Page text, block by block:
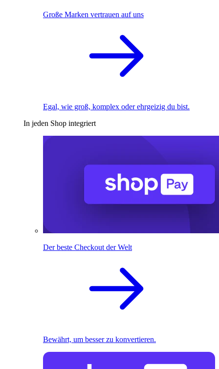
Große Marken vertrauen auf uns
Egal, wie groß, komplex oder ehrgeizig du bist.
In jeden Shop integriert
Der beste Checkout der Welt
Bewährt, um besser zu konvertieren.